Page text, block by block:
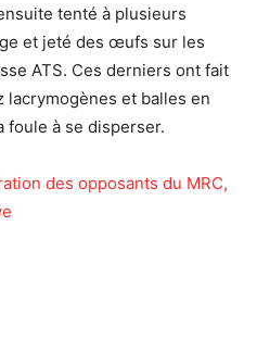
tenté à plusieurs
et jeté des œufs sur les
ATS. Ces derniers ont fait
lacrymogènes et balles en
foule à se disperser.
des opposants du MRC,